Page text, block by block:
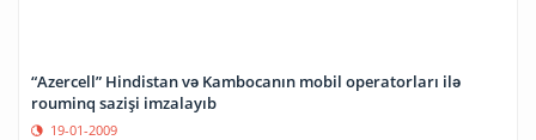
“Azercell” Hindistan və Kambocanın mobil operatorları ilə
rouminq sazişi imzalayıb
19-01-2009